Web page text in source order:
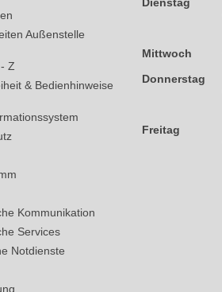
Außenstelle
Z
& Bedienhinweise
Kommunikation
Services
Notdienste
Mittwoch
Donnerstag
Freitag